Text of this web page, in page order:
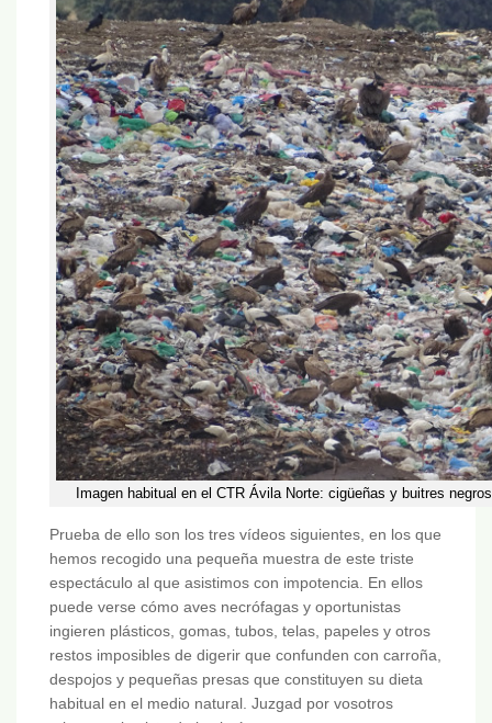
Imagen habitual en el CTR Ávila Norte: cigüeñas y buitres
Prueba de ello son los tres vídeos siguientes, en los que
hemos recogido una pequeña muestra de este triste
espectáculo al que asistimos con impotencia. En ellos
puede verse cómo aves necrófagas y oportunistas
ingieren plásticos, gomas, tubos, telas, papeles y otros
restos imposibles de digerir que confunden con carroña,
despojos y pequeñas presas que constituyen su dieta
habitual en el medio natural. Juzgad por vosotros